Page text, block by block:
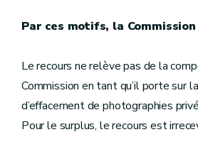
Par ces motifs, la
Le recours ne relève pas de la
Commission en tant qu’il porte sur
d’effacement de photographies
Pour le surplus, le recours est